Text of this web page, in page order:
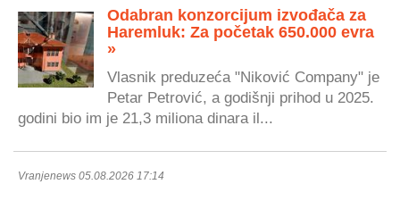
Odabran konzorcijum izvođača za
Haremluk: Za početak 650.000 evra
»
Vlasnik preduzeća "Niković Company" je
Petar Petrović, a godišnji prihod u 2025.
godini bio im je 21,3 miliona dinara il...
Vranjenews 05.08.2026 17:14